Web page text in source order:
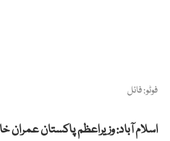
فوٹو: فائل
اسلام آباد: وزیراعظم پاکستان عمران